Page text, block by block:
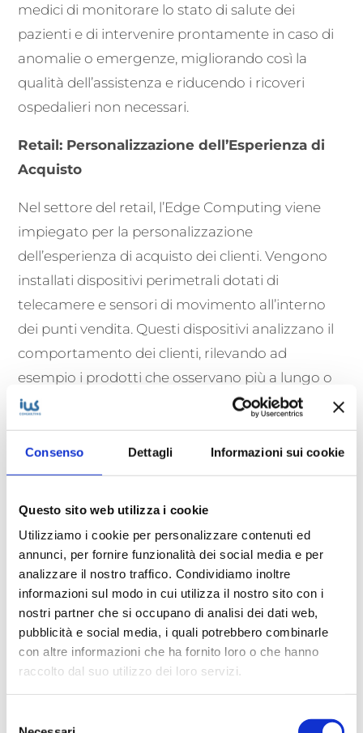
Consenso Dettagli Informazioni sui cookie
Questo sito web utilizza i cookie
Utilizziamo i cookie per personalizzare contenuti ed
annunci, per fornire funzionalità dei social media e per
analizzare il nostro traffico. Condividiamo inoltre
informazioni sul modo in cui utilizza il nostro sito con i
nostri partner che si occupano di analisi dei dati web,
pubblicità e social media, i quali potrebbero combinarle
con altre informazioni che ha fornito loro o che hanno
raccolto dal suo utilizzo dei loro servizi.
medici di monitorare lo stato di salute dei
pazienti e di intervenire prontamente in caso di
anomalie o emergenze, migliorando così la
qualità dell’assistenza e riducendo i ricoveri
ospedalieri non necessari.
Retail: Personalizzazione dell’Esperienza di
Acquisto
Nel settore del retail, l’Edge Computing viene
impiegato per la personalizzazione
dell’esperienza di acquisto dei clienti. Vengono
installati dispositivi perimetrali dotati di
telecamere e sensori di movimento all’interno
dei punti vendita. Questi dispositivi analizzano il
comportamento dei clienti, rilevando ad
esempio i prodotti che osservano più a lungo o
quelli che prendono in mano. Utilizzando
localmente sui server edge, il sistema è in grado
di suggerire ai clienti prodotti correlati o offerte
aumento delle vendite e una maggiore fedeltà
dei clienti attraverso un’esperienza di shopping
più coinvolgente e personalizzata.
Report e Previsioni
sull’utilizzo dell’Edge